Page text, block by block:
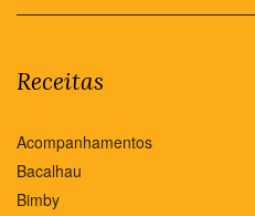
Receitas
Acompanhamentos
Bacalhau
Bimby